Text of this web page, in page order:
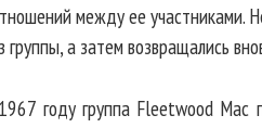
между ее участниками.
а затем возвращались
году группа Fleetwood Mac